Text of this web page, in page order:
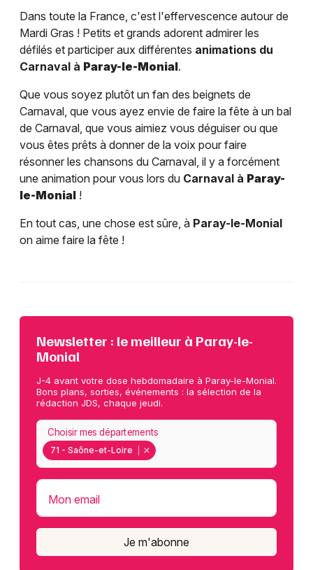
Dans toute la France, c'est l'effervescence autour de
Mardi Gras ! Petits et grands adorent admirer les
défilés et participer aux différentes animations du
Carnaval à Paray-le-Monial.
Que vous soyez plutôt un fan des beignets de
Carnaval, que vous ayez envie de faire la fête à un bal
de Carnaval, que vous aimiez vous déguiser ou que
vous êtes prêts à donner de la voix pour faire
résonner les chansons du Carnaval, il y a forcément
une animation pour vous lors du Carnaval à Paray-
le-Monial !
En tout cas, une chose est sûre, à Paray-le-Monial
on aime faire la fête !
Newsletter : le meilleur à Paray-le-
Monial
J-4 avant votre dose hebdomadaire à Paray-le-Monial.
Bons plans, sorties, événements : la sélection de la
rédaction JDS, chaque jeudi.
71 - Saône-et-Loire
Choisir mes départements
Mon email
Je m'abonne